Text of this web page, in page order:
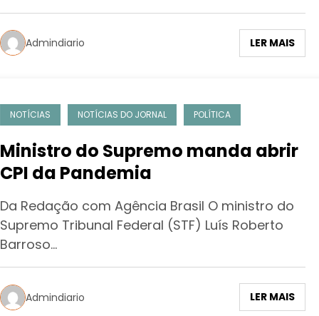
Admindiario LER MAIS
NOTÍCIAS NOTÍCIAS DO JORNAL POLÍTICA
Ministro do Supremo manda abrir
CPI da Pandemia
Da Redação com Agência Brasil O ministro do
Supremo Tribunal Federal (STF) Luís Roberto
Barroso…
Admindiario LER MAIS